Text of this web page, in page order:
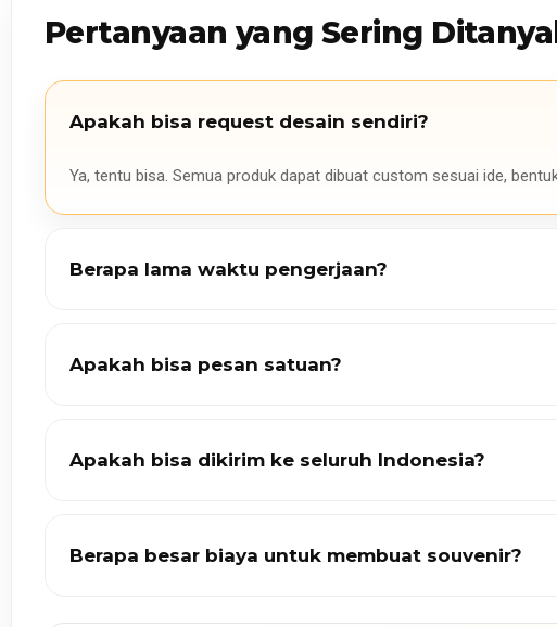
Pertanyaan yang Sering
Apakah bisa request desain sendiri?
Ya, tentu bisa. Semua produk dapat dibuat custom sesuai ide,
Berapa lama waktu pengerjaan?
Apakah bisa pesan satuan?
Apakah bisa dikirim ke seluruh Indonesia?
Berapa besar biaya untuk membuat souvenir?